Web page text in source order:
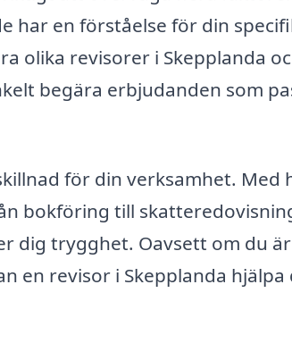
har en förståelse för din
olika revisorer i Skepplanda
begära erbjudanden som
för din verksamhet. Med
bokföring till
dig trygghet. Oavsett om du
en revisor i Skepplanda